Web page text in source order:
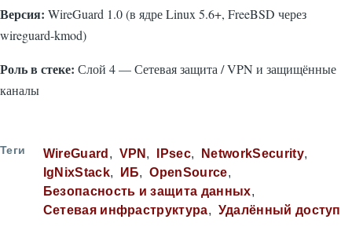
Версия: WireGuard 1.0 (в ядре Linux 5.6+, FreeBSD через
wireguard-kmod)
Роль в стеке: Слой 4 — Сетевая защита / VPN и защищённые
каналы
Теги WireGuard VPN IPsec
NetworkSecurity
IgNixStack
ИБ
OpenSource
Безопасность и защита данных
Сетевая инфраструктура
Удалённый доступ